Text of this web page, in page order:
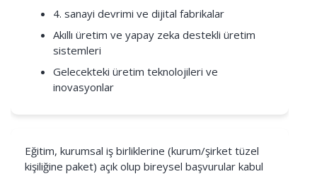
4. sanayi devrimi ve dijital fabrikalar
Akıllı üretim ve yapay zeka destekli üretim
sistemleri
Gelecekteki üretim teknolojileri ve
inovasyonlar
Eğitim, kurumsal iş birliklerine (kurum/şirket tüzel
kişiliğine paket) açık olup bireysel başvurular kabul